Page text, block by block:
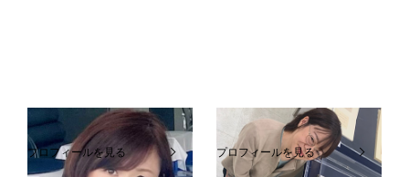
成見睦
プロフィールを見る
二宮恭子
プロフィールを見る